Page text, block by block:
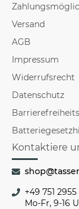
Versand
AGB
Impressum
Widerrufsrecht
Datenschutz
Kontaktiere
+49 751 2955
Mo-Fr, 9-16